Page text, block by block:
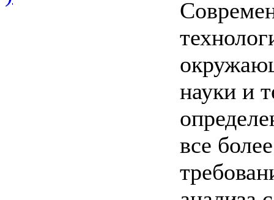
науки и
все